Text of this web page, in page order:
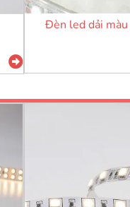
Đèn led dải